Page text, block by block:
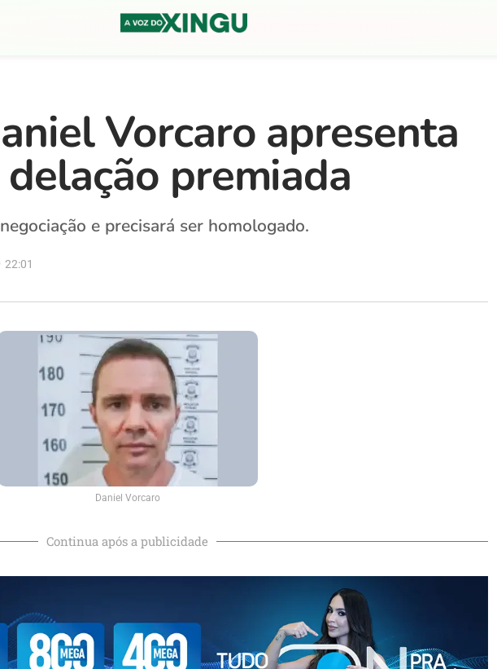
Vorcaro apresenta
premiada
e precisará ser homologado.
22:01
Daniel Vorcaro
Continua após a publicidade